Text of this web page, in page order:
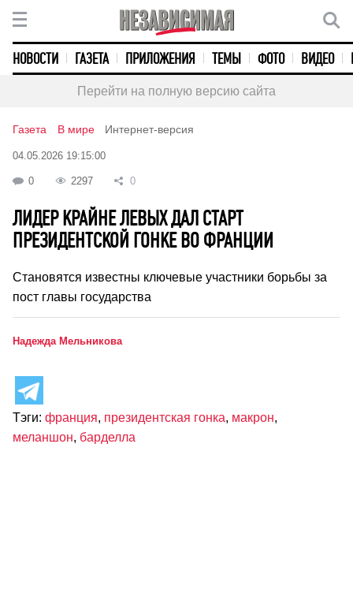
НОВОСТИ ГАЗЕТА ПРИЛОЖЕНИЯ ТЕМЫ ФОТО ВИДЕО
Перейти на полную версию сайта
Газета В мире Интернет-версия
04.05.2026 19:15:00
0 2297 0
ЛИДЕР КРАЙНЕ ЛЕВЫХ ДАЛ СТАРТ
ПРЕЗИДЕНТСКОЙ ГОНКЕ ВО ФРАНЦИИ
Становятся известны ключевые участники борьбы за
пост главы государства
Надежда Мельникова
Тэги: франция, президентская гонка, макрон,
меланшон, барделла